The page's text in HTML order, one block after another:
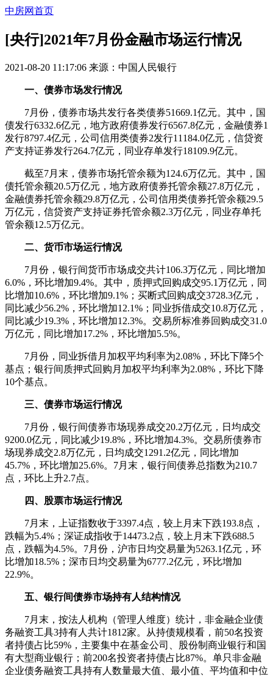
中房网首页
[央行]2021年7月份金融市场运行情况
2021-08-20 11:17:06 来源： 中国人民银行
一、债券市场发行情况
7月份，债券市场共发行各类债券51669.1亿元。其中，国
债发行6332.6亿元，地方政府债券发行6567.8亿元，金融债券1
发行8797.4亿元，公司信用类债券2发行11184.0亿元，信贷资
产支持证券发行264.7亿元，同业存单发行18109.9亿元。
截至7月末，债券市场托管余额为124.6万亿元。其中，国
债托管余额20.5万亿元，地方政府债券托管余额27.8万亿元，
金融债券托管余额29.8万亿元，公司信用类债券托管余额29.5
万亿元，信贷资产支持证券托管余额2.3万亿元，同业存单托
管余额12.5万亿元。
二、货币市场运行情况
7月份，银行间货币市场成交共计106.3万亿元，同比增加
6.0%，环比增加9.4%。其中，质押式回购成交95.1万亿元，同
比增加10.6%，环比增加9.1%；买断式回购成交3728.3亿元，
同比减少56.2%，环比增加12.1%；同业拆借成交10.8万亿元，
同比减少19.3%，环比增加12.3%。交易所标准券回购成交31.0
万亿元，同比增加17.2%，环比增加5.5%。
7月份，同业拆借月加权平均利率为2.08%，环比下降5个
基点；银行间质押式回购月加权平均利率为2.08%，环比下降
10个基点。
三、债券市场运行情况
7月份，银行间债券市场现券成交20.2万亿元，日均成交
9200.0亿元，同比减少19.8%，环比增加4.3%。交易所债券市
场现券成交2.8万亿元，日均成交1291.2亿元，同比增加
45.7%，环比增加25.6%。7月末，银行间债券总指数为210.7
点，环比上升2.7点。
四、股票市场运行情况
7月末，上证指数收于3397.4点，较上月末下跌193.8点，
跌幅为5.4%；深证成指收于14473.2点，较上月末下跌688.5
点，跌幅为4.5%。7月份，沪市日均交易量为5263.1亿元，环
比增加18.5%；深市日均交易量为6777.2亿元，环比增加
22.9%。
五、银行间债券市场持有人结构情况
7月末，按法人机构（管理人维度）统计，非金融企业债
务融资工具3持有人共计1812家。从持债规模看，前50名投资
者持债占比59%，主要集中在基金公司、股份制商业银行和国
有大型商业银行；前200名投资者持债占比87%。单只非金融
企业债务融资工具持有人数量最大值、最小值、平均值和中位